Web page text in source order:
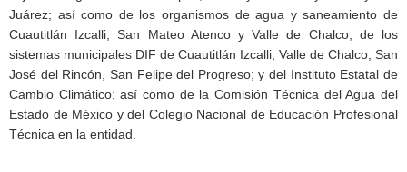
Juárez; así como de los organismos de agua y saneamiento de
Cuautitlán Izcalli, San Mateo Atenco y Valle de Chalco; de los
sistemas municipales DIF de Cuautitlán Izcalli, Valle de Chalco, San
José del Rincón, San Felipe del Progreso; y del Instituto Estatal de
Cambio Climático; así como de la Comisión Técnica del Agua del
Estado de México y del Colegio Nacional de Educación Profesional
Técnica en la entidad.